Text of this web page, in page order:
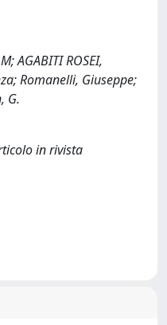
AGABITI ROSEI,
Romanelli, Giuseppe;
G.
in rivista